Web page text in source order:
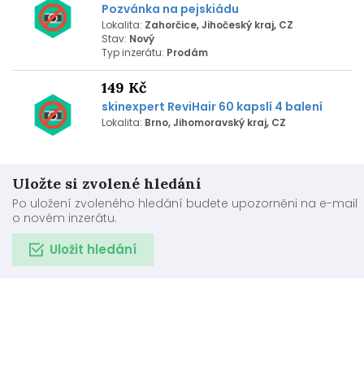
Pozvánka na pejskiádu
Lokalita: Zahorčice, Jihočeský kraj, CZ
Stav: Nový
Typ inzerátu: Prodám
149 Kč
skinexpert ReviHair 60 kapslí 4 balení
Lokalita: Brno, Jihomoravský kraj, CZ
Uložte si zvolené hledání
Po uložení zvoleného hledání budete upozorněni na e-mail
o novém inzerátu.
Uložit hledání